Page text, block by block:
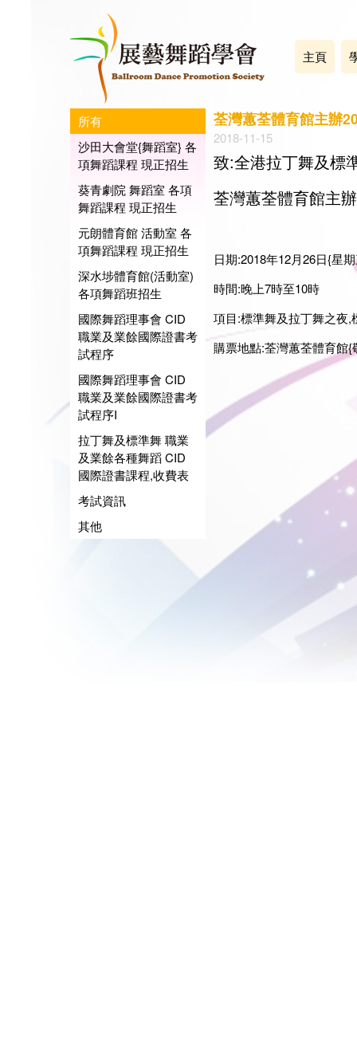
主頁
所有
沙田大會堂{舞蹈室} 各
項舞蹈課程 現正招生
葵青劇院 舞蹈室 各項
舞蹈課程 現正招生
元朗體育館 活動室 各
項舞蹈課程 現正招生
深水埗體育館(活動室)
各項舞蹈班招生
國際舞蹈理事會 CID
職業及業餘國際證書考
試程序
國際舞蹈理事會 CID
職業及業餘國際證書考
試程序I
拉丁舞及標準舞 職業
及業餘各種舞蹈 CID
國際證書課程,收費表
考試資訊
其他
荃灣蕙荃體育館主辦
2018-11-15
致:全港拉丁舞及標
荃灣蕙荃體育館主
日期:2018年12月26日{星
時間:晚上7時至10時
項目:標準舞及拉丁舞之夜
購票地點:荃灣蕙荃體育館